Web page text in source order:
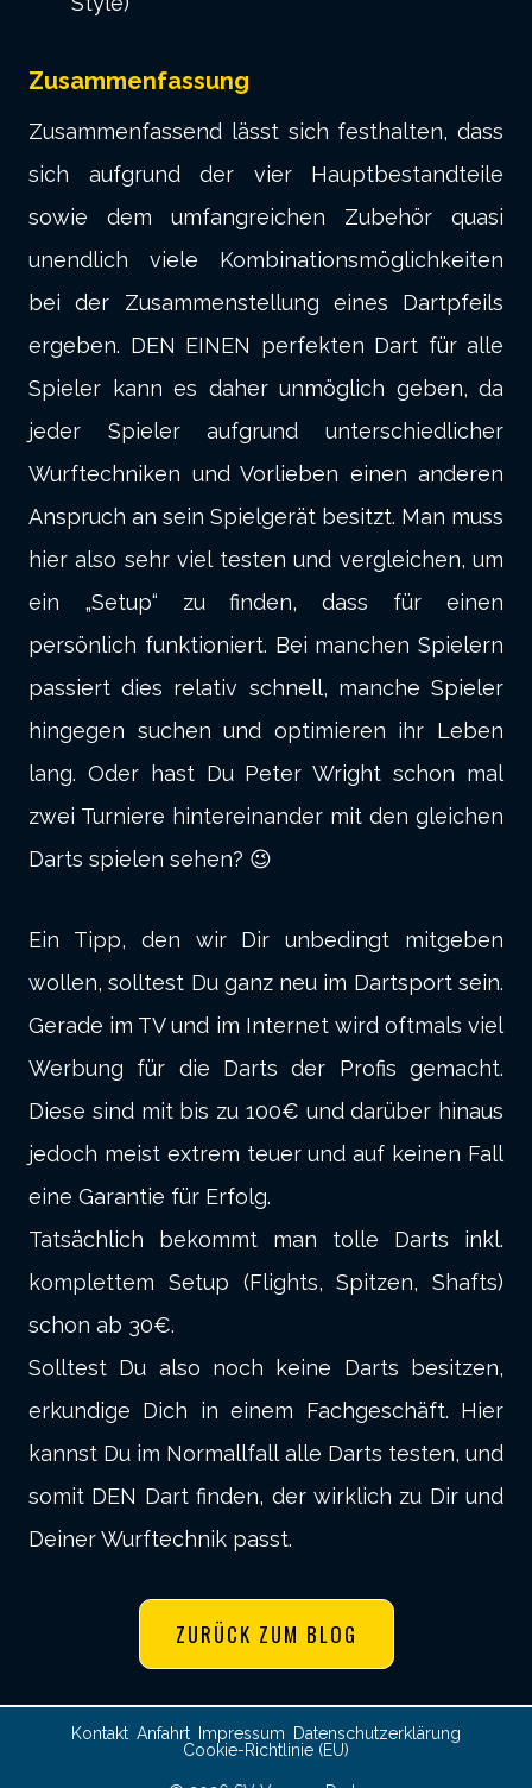
Zusammenfassung
Zusammenfassend lässt sich festhalten, dass
sich aufgrund der vier Hauptbestandteile
sowie dem umfangreichen Zubehör quasi
unendlich viele Kombinationsmöglichkeiten
bei der Zusammenstellung eines Dartpfeils
ergeben. DEN EINEN perfekten Dart für alle
Spieler kann es daher unmöglich geben, da
jeder Spieler aufgrund unterschiedlicher
Wurftechniken und Vorlieben einen anderen
Anspruch an sein Spielgerät besitzt. Man muss
hier also sehr viel testen und vergleichen, um
ein „Setup“ zu finden, dass für einen
persönlich funktioniert. Bei manchen Spielern
passiert dies relativ schnell, manche Spieler
hingegen suchen und optimieren ihr Leben
lang. Oder hast Du Peter Wright schon mal
zwei Turniere hintereinander mit den gleichen
Darts spielen sehen? 😉
Ein Tipp, den wir Dir unbedingt mitgeben
wollen, solltest Du ganz neu im Dartsport sein.
Gerade im TV und im Internet wird oftmals viel
Werbung für die Darts der Profis gemacht.
Diese sind mit bis zu 100€ und darüber hinaus
jedoch meist extrem teuer und auf keinen Fall
eine Garantie für Erfolg.
Tatsächlich bekommt man tolle Darts inkl.
komplettem Setup (Flights, Spitzen, Shafts)
schon ab 30€.
Solltest Du also noch keine Darts besitzen,
erkundige Dich in einem Fachgeschäft. Hier
kannst Du im Normallfall alle Darts testen, und
somit DEN Dart finden, der wirklich zu Dir und
Deiner Wurftechnik passt.
ZURÜCK ZUM BLOG
Kontakt Anfahrt Impressum
Datenschutzerklärung
Cookie-Richtlinie (EU)